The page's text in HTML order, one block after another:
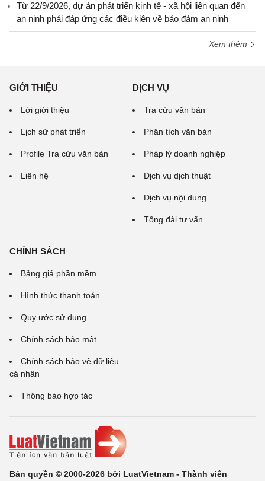
Từ 22/9/2026, dự án phát triển kinh tế - xã hội liên quan đến
an ninh phải đáp ứng các điều kiện về bảo đảm an ninh
Xem thêm
GIỚI THIỆU
Lời giới thiệu
Lịch sử phát triển
Profile Tra cứu văn bản
Liên hệ
DỊCH VỤ
Tra cứu văn bản
Phân tích văn bản
Pháp lý doanh nghiệp
Dịch vụ dịch thuật
Dịch vụ nội dung
Tổng đài tư vấn
CHÍNH SÁCH
Bảng giá phần mềm
Hình thức thanh toán
Quy ước sử dụng
Chính sách bảo mật
Chính sách bảo vệ dữ liệu
cá nhân
Thông báo hợp tác
Bản quyền © 2000-2026 bởi LuatVietnam - Thành viên